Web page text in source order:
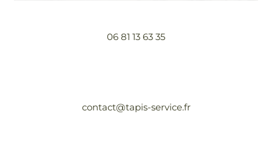
06 81 13 63 35
contact@tapis-service.fr